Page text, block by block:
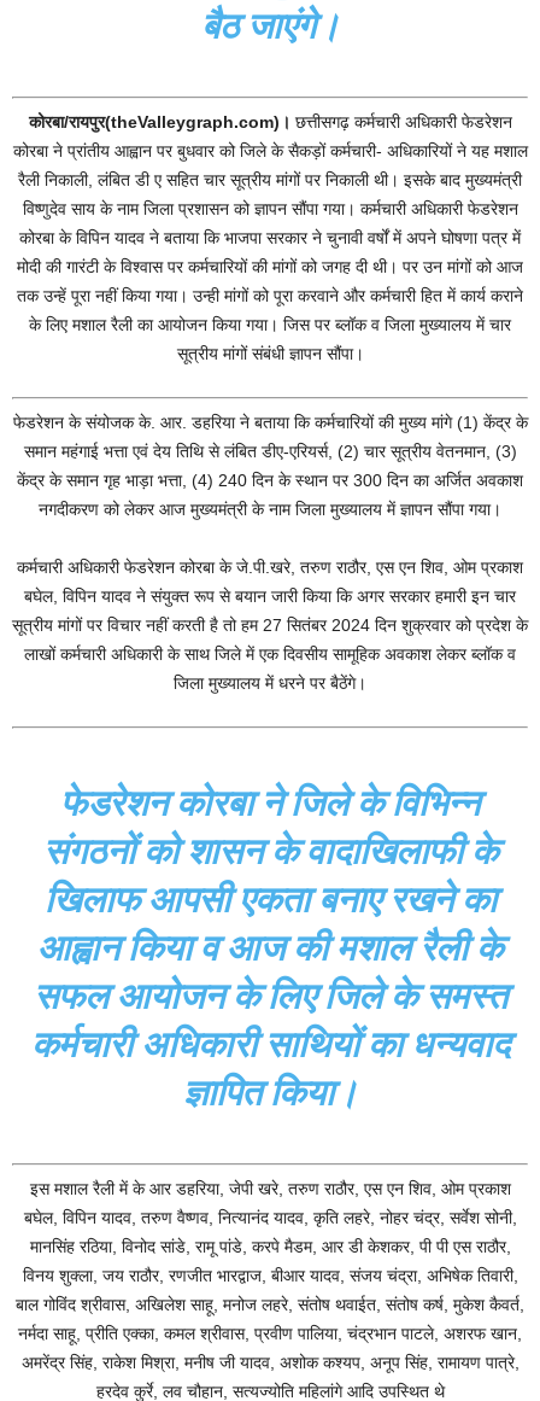
बैठ जाएंगे।
कोरबा/रायपुर(theValleygraph.com)। छत्तीसगढ़ कर्मचारी अधिकारी फेडरेशन
कोरबा ने प्रांतीय आह्वान पर बुधवार को जिले के सैकड़ों कर्मचारी- अधिकारियों ने यह मशाल
रैली निकाली, लंबित डी ए सहित चार सूत्रीय मांगों पर निकाली थी। इसके बाद मुख्यमंत्री
विष्णुदेव साय के नाम जिला प्रशासन को ज्ञापन सौंपा गया। कर्मचारी अधिकारी फेडरेशन
कोरबा के विपिन यादव ने बताया कि भाजपा सरकार ने चुनावी वर्षों में अपने घोषणा पत्र में
मोदी की गारंटी के विश्वास पर कर्मचारियों की मांगों को जगह दी थी। पर उन मांगों को आज
तक उन्हें पूरा नहीं किया गया। उन्ही मांगों को पूरा करवाने और कर्मचारी हित में कार्य कराने
के लिए मशाल रैली का आयोजन किया गया। जिस पर ब्लॉक व जिला मुख्यालय में चार
सूत्रीय मांगों संबंधी ज्ञापन सौंपा।
फेडरेशन के संयोजक के. आर. डहरिया ने बताया कि कर्मचारियों की मुख्य मांगे (1) केंद्र के
समान महंगाई भत्ता एवं देय तिथि से लंबित डीए-एरियर्स, (2) चार सूत्रीय वेतनमान, (3)
केंद्र के समान गृह भाड़ा भत्ता, (4) 240 दिन के स्थान पर 300 दिन का अर्जित अवकाश
नगदीकरण को लेकर आज मुख्यमंत्री के नाम जिला मुख्यालय में ज्ञापन सौंपा गया।
कर्मचारी अधिकारी फेडरेशन कोरबा के जे.पी.खरे, तरुण राठौर, एस एन शिव, ओम प्रकाश
बघेल, विपिन यादव ने संयुक्त रूप से बयान जारी किया कि अगर सरकार हमारी इन चार
सूत्रीय मांगों पर विचार नहीं करती है तो हम 27 सितंबर 2024 दिन शुक्रवार को प्रदेश के
लाखों कर्मचारी अधिकारी के साथ जिले में एक दिवसीय सामूहिक अवकाश लेकर ब्लॉक व
जिला मुख्यालय में धरने पर बैठेंगे।
फेडरेशन कोरबा ने जिले के विभिन्न
संगठनों को शासन के वादाखिलाफी के
खिलाफ आपसी एकता बनाए रखने का
आह्वान किया व आज की मशाल रैली के
सफल आयोजन के लिए जिले के समस्त
कर्मचारी अधिकारी साथियों का धन्यवाद
ज्ञापित किया।
इस मशाल रैली में के आर डहरिया, जेपी खरे, तरुण राठौर, एस एन शिव, ओम प्रकाश
बघेल, विपिन यादव, तरुण वैष्णव, नित्यानंद यादव, कृति लहरे, नोहर चंद्र, सर्वेश सोनी,
मानसिंह रठिया, विनोद सांडे, रामू पांडे, करपे मैडम, आर डी केशकर, पी पी एस राठौर,
विनय शुक्ला, जय राठौर, रणजीत भारद्वाज, बीआर यादव, संजय चंद्रा, अभिषेक तिवारी,
बाल गोविंद श्रीवास, अखिलेश साहू, मनोज लहरे, संतोष थवाईत, संतोष कर्ष, मुकेश कैवर्त,
नर्मदा साहू, प्रीति एक्का, कमल श्रीवास, प्रवीण पालिया, चंद्रभान पाटले, अशरफ खान,
अमरेंद्र सिंह, राकेश मिश्रा, मनीष जी यादव, अशोक कश्यप, अनूप सिंह, रामायण पात्रे,
हरदेव कुर्रे, लव चौहान, सत्यज्योति महिलांगे आदि उपस्थित थे